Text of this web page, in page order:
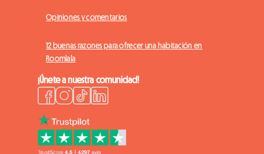
Opiniones y comentarios
12 buenas razones para ofrecer una habitación en
Roomlala
¡Únete a nuestra comunidad!